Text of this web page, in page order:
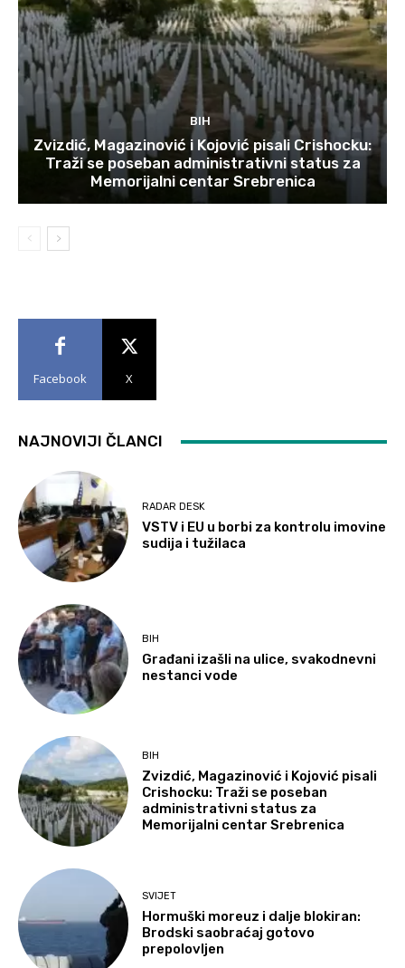
BIH
Zvizdić, Magazinović i Kojović pisali Crishocku:
Traži se poseban administrativni status za
Memorijalni centar Srebrenica
Facebook X
NAJNOVIJI ČLANCI
RADAR DESK
VSTV i EU u borbi za kontrolu imovine
sudija i tužilaca
BIH
Građani izašli na ulice, svakodnevni
nestanci vode
BIH
Zvizdić, Magazinović i Kojović pisali
Crishocku: Traži se poseban
administrativni status za
Memorijalni centar Srebrenica
SVIJET
Hormuški moreuz i dalje blokiran:
Brodski saobraćaj gotovo
prepolovljen